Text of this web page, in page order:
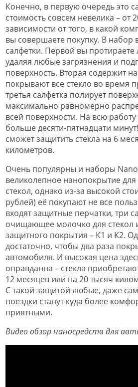
Конечно, в первую очередь это
стоимость совсем невелика – от
зависимости от того, в какой
вы совершаете покупку. В набор
салфетки. Первой вы протираете
удаляя любые загрязнения и
поверхность. Вторая содержит
покрывают все стекло во время
третья салфетка полирует
максимально равномерно
всей поверхности. На всю работу
больше десяти-пятнадцати
сможет защитить стекла на 6
километров.
Очень популярны и наборы
великолепное нанопокрытие
стекол, однако из-за высокой
рублей) её покупают не все
входят защитные перчатки, три
очищающее молочко для стекол
защитного покрытия – К1 и К2.
достаточно, чтобы два раза
автомобиля. И высокая цена
оправданна – стекла
12 месяцев или на 20 тысяч
С такой защитой любые, даже
поездки станут куда более
приятными.
Видео обзор наносредств для